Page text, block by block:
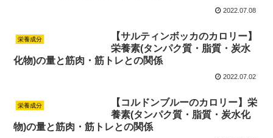
2022.07.08
栄養成分
【サルティンボッカのカロリー】
栄養素(タンパク質・脂質・炭水
化物)の量と筋肉・筋トレとの関係
2022.07.02
栄養成分
【コルドンブルーのカロリー】栄
養素(タンパク質・脂質・炭水化
物)の量と筋肉・筋トレとの関係